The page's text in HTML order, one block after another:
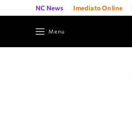
NC News Imediato Online
Menu